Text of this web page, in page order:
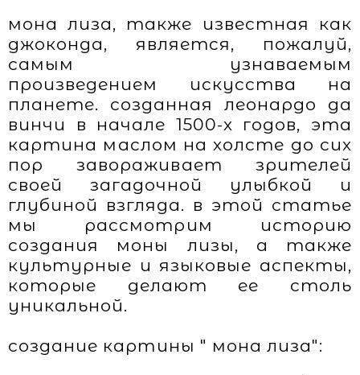
мона лиза, также известная как
джоконда, является, пожалуй,
самым узнаваемым
произведением искусства на
планете. созданная леонардо да
винчи в начале 1500-х годов, эта
картина маслом на холсте до сих
пор завораживает зрителей
своей загадочной улыбкой и
глубиной взгляда. в этой статье
мы рассмотрим историю
создания моны лизы, а также
культурные и языковые аспекты,
которые делают ее столь
уникальной.
создание картины " мона лиза":